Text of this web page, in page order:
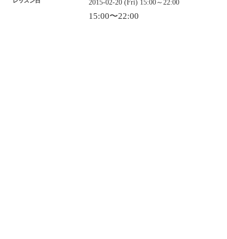
2015-02-20 (Fri) 15:00～22:00
15:00〜22:00